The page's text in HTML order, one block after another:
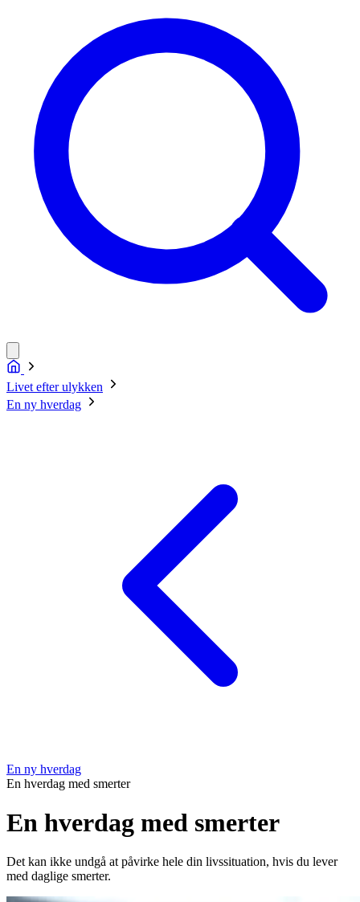
Livet efter ulykken
En ny hverdag
En ny hverdag
En hverdag med smerter
En hverdag med smerter
Det kan ikke undgå at påvirke hele din livssituation, hvis du lever
med daglige smerter.